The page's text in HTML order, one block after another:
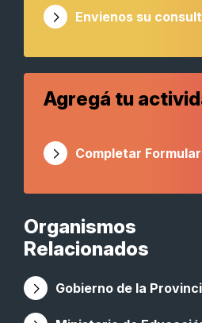
Organismos
Relacionados
Gobierno de la
Envienos su
Agregá tu
Completar